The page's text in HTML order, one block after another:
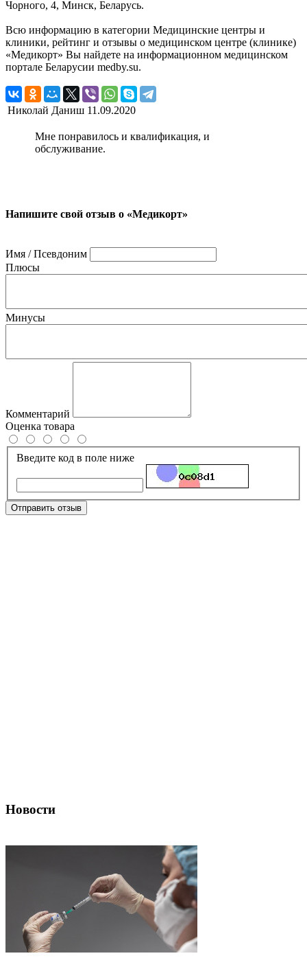
Чорного, 4, Минск, Беларусь.
Всю информацию в категории Медицинские центры и
клиники, рейтинг и отзывы о медицинском центре (клинике)
«Медикорт» Вы найдете на информационном медицинском
портале Беларусии medby.su.
Николай Даниш 11.09.2020
Мне понравилось и квалификация, и
обслуживание.
Напишите свой отзыв о «Медикорт»
Имя / Псевдоним
Плюсы
Минусы
Комментарий
Оценка товара
Введите код в поле ниже
Отправить отзыв
Новости